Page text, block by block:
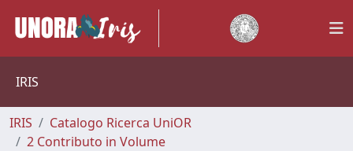
IRIS
IRIS
Catalogo Ricerca UniOR
2 Contributo in Volume